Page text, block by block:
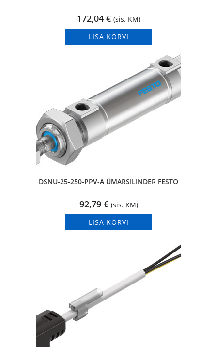
172,04 € (sis. KM)
LISA KORVI
DSNU-25-250-PPV-A ÜMARSILINDER FESTO
92,79 € (sis. KM)
LISA KORVI